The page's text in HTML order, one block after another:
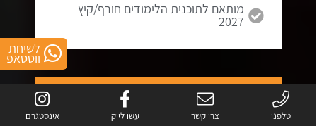
מותאם לתוכנית הלימודים חורף/קיץ
2027
בגרות במתמטיקה
לשיחת
ווטסאפ
טלפנו צרו קשר עשו לייק אינסטגרם